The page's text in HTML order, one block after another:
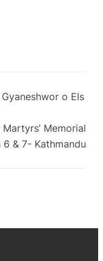
o Els
Memorial
6 & 7- Kathmandu